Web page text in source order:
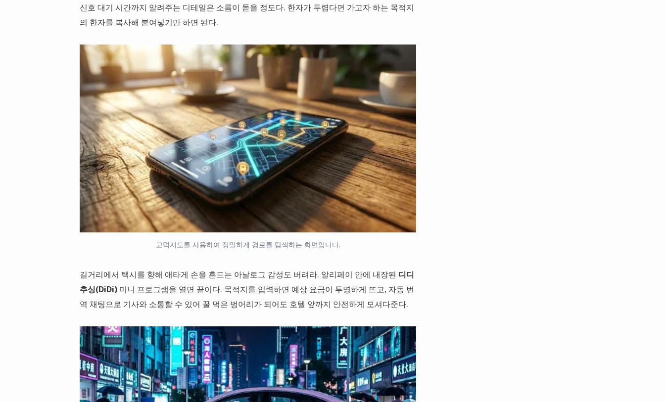
신호 대기 시간까지 알려주는 디테일은 소름이 돋을 정도다. 한자가 두렵다면 가고자 하는 목적지
의 한자를 복사해 붙여넣기만 하면 된다.
고덕지도를 사용하여 정밀하게 경로를 탐색하는 화면입니다.
길거리에서 택시를 향해 애타게 손을 흔드는 아날로그 감성도 버려라. 알리페이 안에 내장된 디디
추싱(DiDi) 미니 프로그램을 열면 끝이다. 목적지를 입력하면 예상 요금이 투명하게 뜨고, 자동 번
역 채팅으로 기사와 소통할 수 있어 꿀 먹은 벙어리가 되어도 호텔 앞까지 안전하게 모셔다준다.